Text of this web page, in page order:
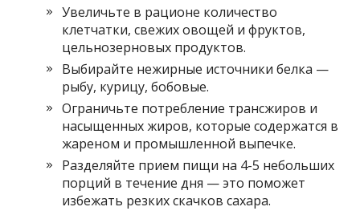
Увеличьте в рационе количество
клетчатки, свежих овощей и фруктов,
цельнозерновых продуктов.
Выбирайте нежирные источники белка —
рыбу, курицу, бобовые.
Ограничьте потребление трансжиров и
насыщенных жиров, которые содержатся в
жареном и промышленной выпечке.
Разделяйте прием пищи на 4-5 небольших
порций в течение дня — это поможет
избежать резких скачков сахара.